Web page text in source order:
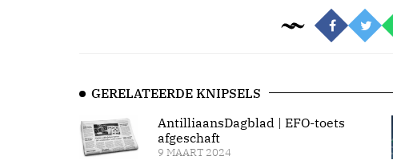
GERELATEERDE KNIPSELS
AntilliaansDagblad | EFO-toets
afgeschaft
9 MAART 2024